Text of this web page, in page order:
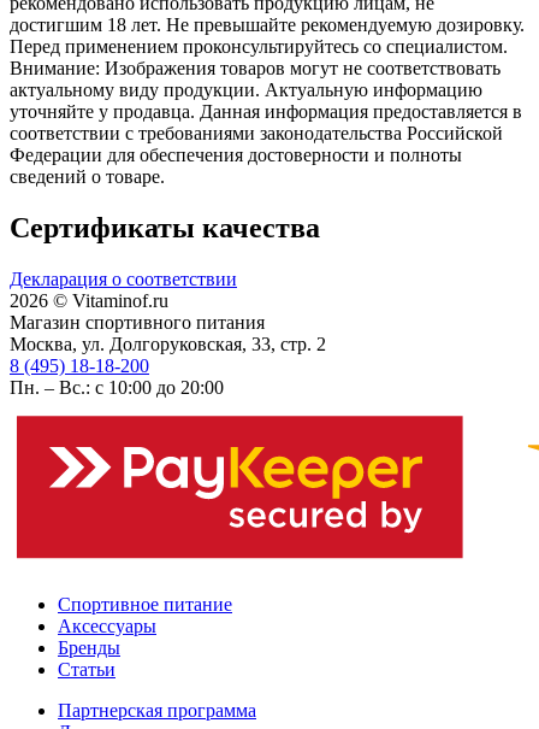
достигшим 18 лет. Не превышайте рекомендуемую дозировку.
Перед применением проконсультируйтесь со специалистом.
Внимание: Изображения товаров могут не соответствовать
актуальному виду продукции. Актуальную информацию
уточняйте у продавца. Данная информация предоставляется в
соответствии с требованиями законодательства Российской
Федерации для обеспечения достоверности и полноты
сведений о товаре.
Сертификаты качества
Декларация о соответствии
2026 © Vitaminof.ru
Магазин спортивного питания
Москва, ул. Долгоруковская, 33, стр. 2
8 (495) 18-18-200
Пн. – Вс.: с 10:00 до 20:00
Спортивное питание
Аксессуары
Бренды
Статьи
Партнерская программа